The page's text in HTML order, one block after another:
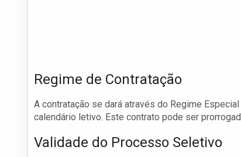
Regime de Contratação
A contratação se dará através do Regime
calendário letivo. Este contrato pode ser
Validade do Processo Seletivo